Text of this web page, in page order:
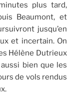
plus tard,
Beaumont, et
jusqu’en
et incertain. On
Hélène Dutrieux
bien que les
de vols rendus